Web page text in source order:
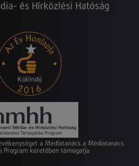
és Hírközlési Hatóság
a Médiatanács a Médiatanács
Program keretében támogatja